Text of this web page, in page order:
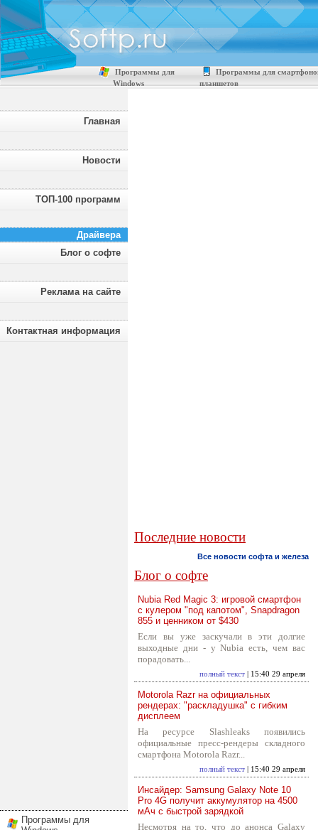
Программы для
Windows
Программы для
планшетов
Главная
Новости
ТОП-100 программ
Драйвера
Блог о софте
Реклама на сайте
Контактная информация
Программы для
Последние новости
Все новости софта и железа
Блог о софте
Nubia Red Magic 3: игровой смартфон
с кулером "под капотом", Snapdragon
855 и ценником от $430
Если вы уже заскучали в эти долгие
выходные дни - у Nubia есть, чем вас
порадовать...
полный текст | 15:40 29 апреля
Motorola Razr на официальных
рендерах: "раскладушка" с гибким
дисплеем
На ресурсе Slashleaks появились
официальные пресс-рендеры складного
смартфона Motorola Razr...
полный текст | 15:40 29 апреля
Инсайдер: Samsung Galaxy Note 10
Pro 4G получит аккумулятор на 4500
мАч с быстрой зарядкой
Несмотря на то, что до анонса Galaxy